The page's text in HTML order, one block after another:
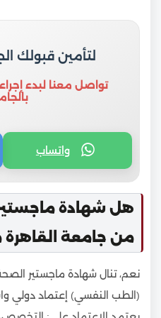
لتأمين قبولك
تواصل معنا لبدء
واتساب
هل شهادة
من جامعة القاهرة
نعم، تنال شهادة ماجستير
(الطب النفسي) إعتماد دولي